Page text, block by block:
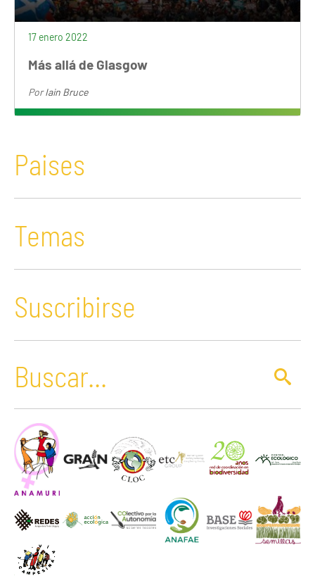
17 enero 2022
Más allá de Glasgow
PorIain Bruce
Paises
Temas
Suscribirse